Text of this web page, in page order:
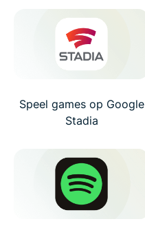
Speel games op Google
Stadia